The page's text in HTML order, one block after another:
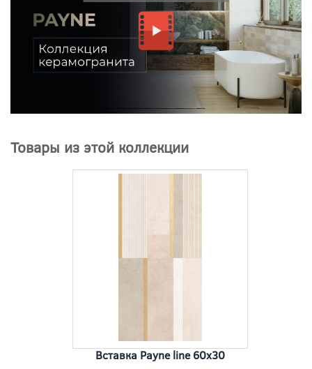
Товары из этой коллекции
Вставка Payne line 60x30